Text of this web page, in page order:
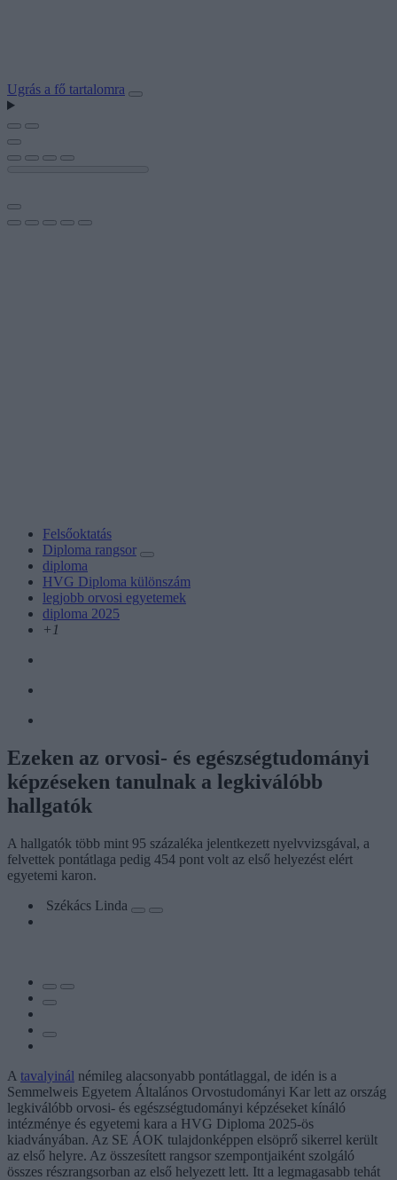
Ugrás a fő tartalomra
Felsőoktatás
Diploma rangsor
diploma
HVG Diploma különszám
legjobb orvosi egyetemek
diploma 2025
+1
Ezeken az orvosi- és egészségtudományi
képzéseken tanulnak a legkiválóbb
hallgatók
A hallgatók több mint 95 százaléka jelentkezett nyelvvizsgával, a
felvettek pontátlaga pedig 454 pont volt az első helyezést elért
egyetemi karon.
Székács Linda
A tavalyinál némileg alacsonyabb pontátlaggal, de idén is a
Semmelweis Egyetem Általános Orvostudományi Kar lett az ország
legkiválóbb orvosi- és egészségtudományi képzéseket kínáló
intézménye és egyetemi kara a HVG Diploma 2025-ös
kiadványában. Az SE ÁOK tulajdonképpen elsöprő sikerrel került
az első helyre. Az összesített rangsor szempontjaiként szolgáló
összes részrangsorban az első helyezett lett. Itt a legmagasabb tehát